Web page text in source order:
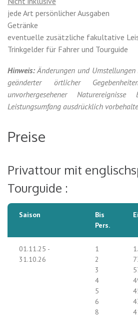
jede Art persönlicher Ausgaben
Getränke
eventuelle zusätzliche fakultative
Trinkgelder für Fahrer und Tourguide
Hinweis:Änderungen und
geänderter örtlicher
unvorhergesehener
Leistungsumfang ausdrücklich
Preise
Privattour mit
Tourguide :
Saison
Bis
Pers.
01.11.25 -
31.10.26
1
2
3
4
5
6
8